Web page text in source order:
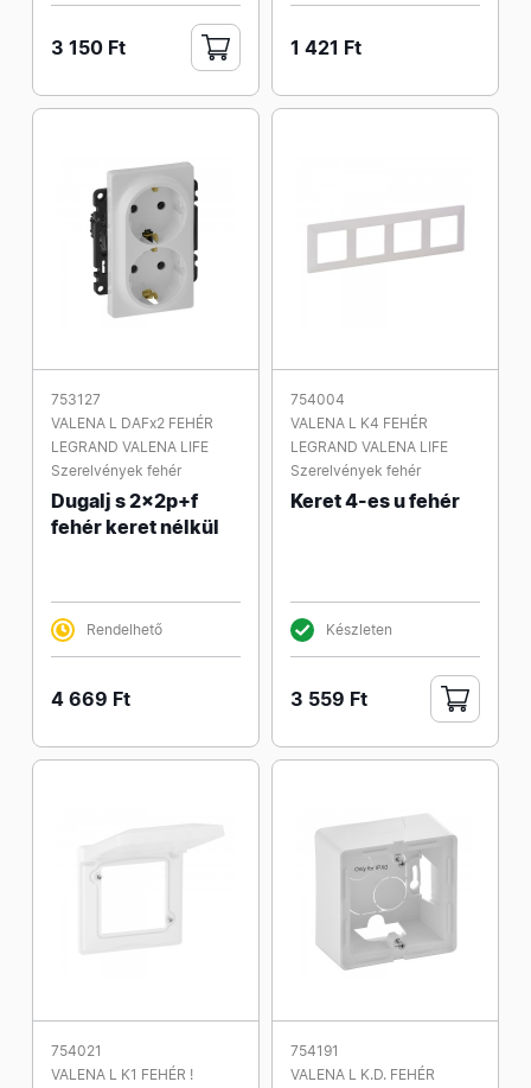
3 150 Ft 1 421 Ft
753127
VALENA L DAFx2 FEHÉR
LEGRAND VALENA LIFE
Szerelvények fehér
Dugalj s 2x2p+f
fehér keret nélkül
Rendelhető
4 669 Ft
754004
VALENA L K4 FEHÉR
LEGRAND VALENA LIFE
Szerelvények fehér
Keret 4-es u fehér
Készleten
3 559 Ft
754021
VALENA L K1 FEHÉR !
754191
VALENA L K.D. FEHÉR